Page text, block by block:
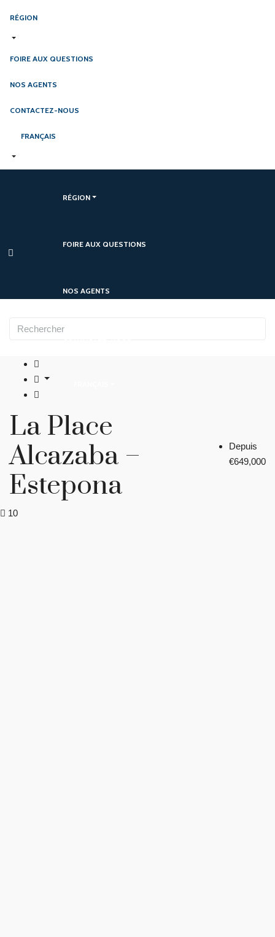
RÉGION
FOIRE AUX QUESTIONS
NOS AGENTS
CONTACTEZ-NOUS
FRANÇAIS
RÉGION
FOIRE AUX QUESTIONS
NOS AGENTS
La Place
Alcazaba –
Estepona
Depuis
€649,000
10